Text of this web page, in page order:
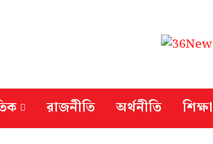
রাজনীতি অর্থনীতি শিক্ষা